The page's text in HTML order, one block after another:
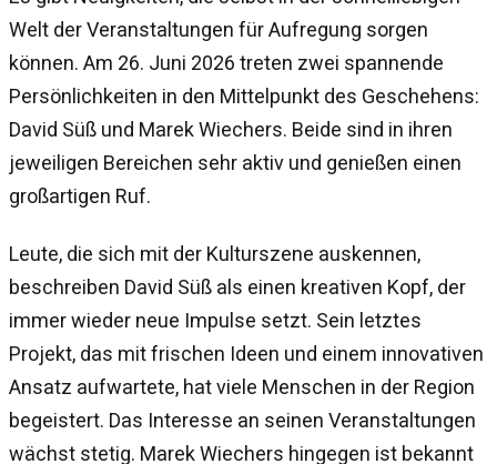
Welt der Veranstaltungen für Aufregung sorgen
können. Am 26. Juni 2026 treten zwei spannende
Persönlichkeiten in den Mittelpunkt des Geschehens:
David Süß und Marek Wiechers. Beide sind in ihren
jeweiligen Bereichen sehr aktiv und genießen einen
großartigen Ruf.
Leute, die sich mit der Kulturszene auskennen,
beschreiben David Süß als einen kreativen Kopf, der
immer wieder neue Impulse setzt. Sein letztes
Projekt, das mit frischen Ideen und einem innovativen
Ansatz aufwartete, hat viele Menschen in der Region
begeistert. Das Interesse an seinen Veranstaltungen
wächst stetig. Marek Wiechers hingegen ist bekannt